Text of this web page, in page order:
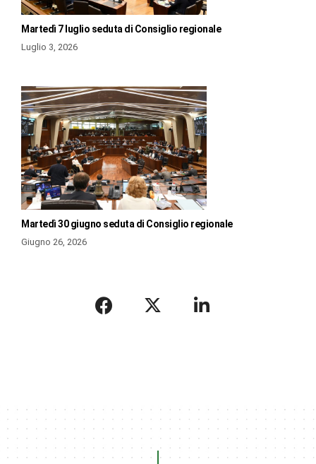
Martedì 7 luglio seduta di Consiglio regionale
Luglio 3, 2026
Martedì 30 giugno seduta di Consiglio regionale
Giugno 26, 2026